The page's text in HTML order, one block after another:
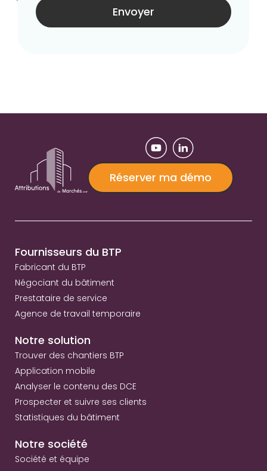
Réserver ma démo
Fournisseurs du BTP
Fabricant du BTP
Négociant du bâtiment
Prestataire de service
Agence de travail temporaire
Notre solution
Trouver des chantiers BTP
Application mobile
Analyser le contenu des DCE
Prospecter et suivre ses clients
Statistiques du bâtiment
Notre société
Société et équipe